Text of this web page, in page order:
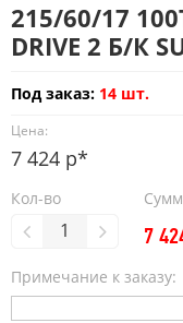
215/60/17
DRIVE 2 Б/К
Под заказ: 14 шт.
Цена:
7 424 р*
Кол-во
7
Примечание к заказу: